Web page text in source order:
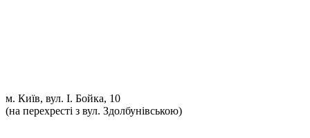
м. Київ, вул. І. Бойка, 10
(на перехресті з вул. Здолбунівською)